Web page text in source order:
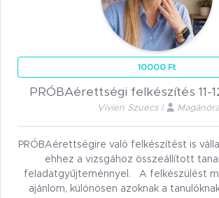
10000 Ft
PRÓBAérettségi felkészítés 11-
Vivien Szuecs | Magánóra
PRÓBAérettségire való felkészítést is
ehhez a vizsgához összeállított
feladatgyűjteménnyel. A felkészülést
ajánlom, különösen azoknak a